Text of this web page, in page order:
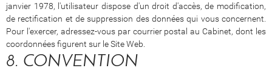
janvier 1978, l'utilisateur dispose d'un droit d'accès, de modification,
de rectification et de suppression des données qui vous concernent.
Pour l'exercer, adressez-vous par courrier postal au Cabinet, dont les
coordonnées figurent sur le Site Web.
8. CONVENTION